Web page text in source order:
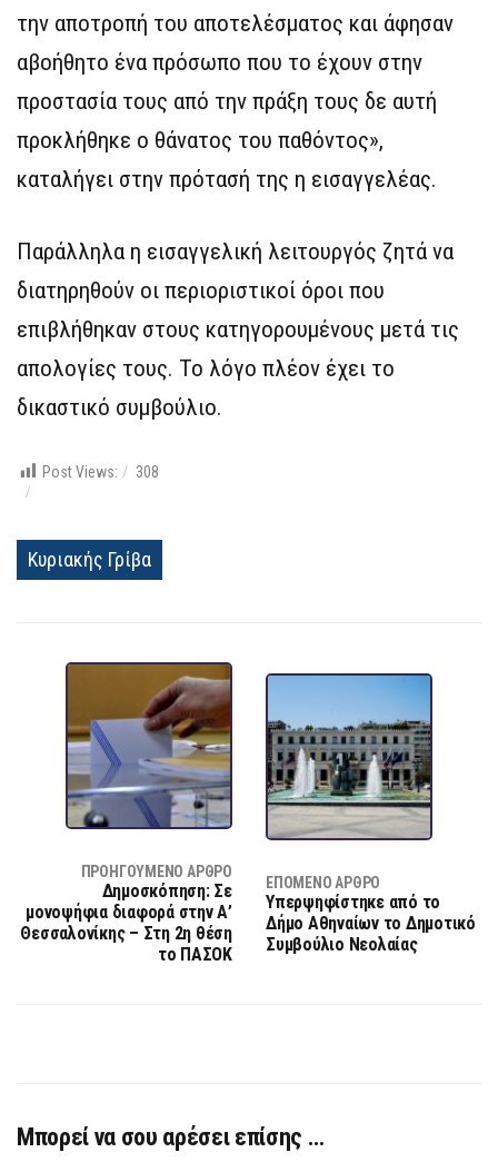
την αποτροπή του αποτελέσματος και άφησαν
αβοήθητο ένα πρόσωπο που το έχουν στην
προστασία τους από την πράξη τους δε αυτή
προκλήθηκε ο θάνατος του παθόντος»,
καταλήγει στην πρότασή της η εισαγγελέας.
Παράλληλα η εισαγγελική λειτουργός ζητά να
διατηρηθούν οι περιοριστικοί όροι που
επιβλήθηκαν στους κατηγορουμένους μετά τις
απολογίες τους. Το λόγο πλέον έχει το
δικαστικό συμβούλιο.
Post Views: 308
Κυριακής Γρίβα
ΠΡΟΗΓΟΎΜΕΝΟ ΆΡΘΡΟ
Δημοσκόπηση: Σε
μονοψήφια διαφορά στην Α’
Θεσσαλονίκης – Στη 2η θέση
το ΠΑΣΟΚ
ΕΠΌΜΕΝΟ ΆΡΘΡΟ
Υπερψηφίστηκε από το
Δήμο Αθηναίων το Δημοτικό
Συμβούλιο Νεολαίας
Μπορεί να σου αρέσει επίσης …